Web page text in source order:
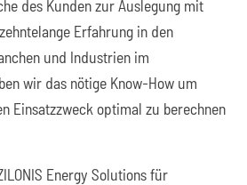
des Kunden zur Auslegung mit
Erfahrung in den
und Industrien im
wir das nötige Know-How um
Einsatzzweck optimal zu berechnen
Energy Solutions für